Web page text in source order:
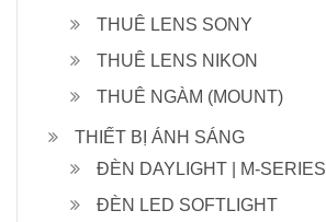
THUÊ LENS SONY
THUÊ LENS NIKON
THUÊ NGÀM (MOUNT)
THIẾT BỊ ÁNH SÁNG
ĐÈN DAYLIGHT | M-SERIES
ĐÈN LED SOFTLIGHT